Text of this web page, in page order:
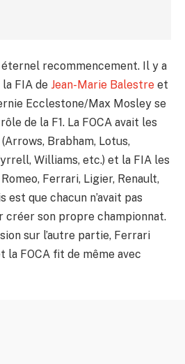
éternel recommencement. Il y a
la FIA de Jean-Marie Balestre et
Ecclestone/Max Mosley se
de la F1. La FOCA avait les
Brabham, Lotus,
Williams, etc.) et la FIA les
Ferrari, Ligier, Renault,
est que chacun n’avait pas
créer son propre championnat.
sur l’autre partie, Ferrari
la FOCA fit de même avec